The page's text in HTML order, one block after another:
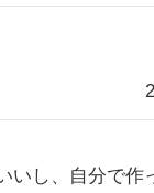
いし、自分で作